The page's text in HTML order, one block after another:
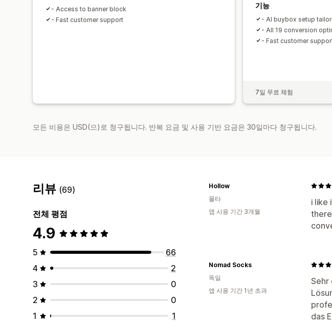
- Access to banner block
- Fast customer support
기능
- AI buybox setup
- All 19 conversion
- Fast customer
7일 무료 체험
모든 비용은 USD(으)로 청구됩니다. 반복 요금 및 사용 기반 요금은 30일마다 청구됩니다.
리뷰 (69)
전체 평점
4.9
5
66
4
2
3
0
2
0
1
1
i like
Hollow
몰타
앱 사용 기간 3개월
Sehr
das
Nomad Socks
독일
앱 사용 기간 1년 초과